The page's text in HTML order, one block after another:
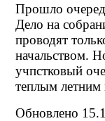
Прошло
Дело на
проводят
начальством.
учпстковый
теплым летним
Обновлено